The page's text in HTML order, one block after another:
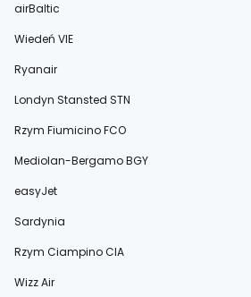
airBaltic
Wiedeń VIE
Ryanair
Londyn Stansted STN
Rzym Fiumicino FCO
Mediolan-Bergamo BGY
easyJet
Sardynia
Rzym Ciampino CIA
Wizz Air